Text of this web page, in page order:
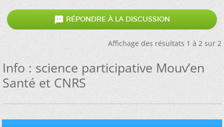
 RÉPONDRE À LA DISCUSSION
Affichage des résultats 1 à 2 sur 2
Info : science participative Mouv’en
Santé et CNRS